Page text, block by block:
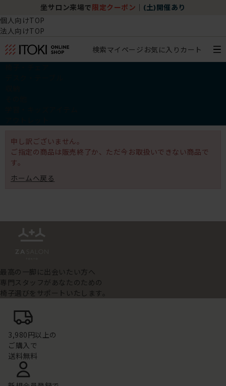
坐サロン来場で 限定クーポン (土)開催あり
個人向けTOP
法人向けTOP
検索マイページ お気に入り カート
申し訳ございません。
ご指定の商品は販売終了か、ただ今お取扱いできない商品で
す。
ホームへ戻る
最高の一脚に出会いたい方へ
専門スタッフがあなたのための
椅子選びをサポートいたします。
3,980円以上の
ご購入で
送料無料